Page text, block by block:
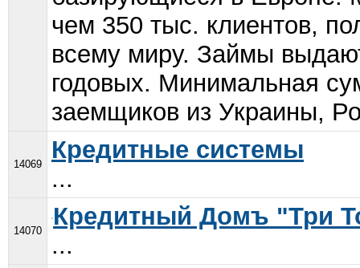
чем 350 тыс. клиентов,
всему миру. Займы
годовых. Минимальная
заемщиков из Украины,
14069
Кредитные системы
...
14070
Кредитный Домъ "Три
...